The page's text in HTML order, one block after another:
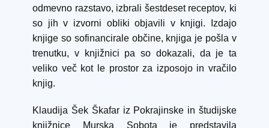
odmevno razstavo, izbrali šestdeset receptov, ki
so jih v izvorni obliki objavili v knjigi. Izdajo
knjige so sofinancirale občine, knjiga je pošla v
trenutku, v knjižnici pa so dokazali, da je ta
veliko več kot le prostor za izposojo in vračilo
knjig.
Klaudija Šek Škafar iz Pokrajinske in študijske
knjižnice Murska Sobota je predstavila